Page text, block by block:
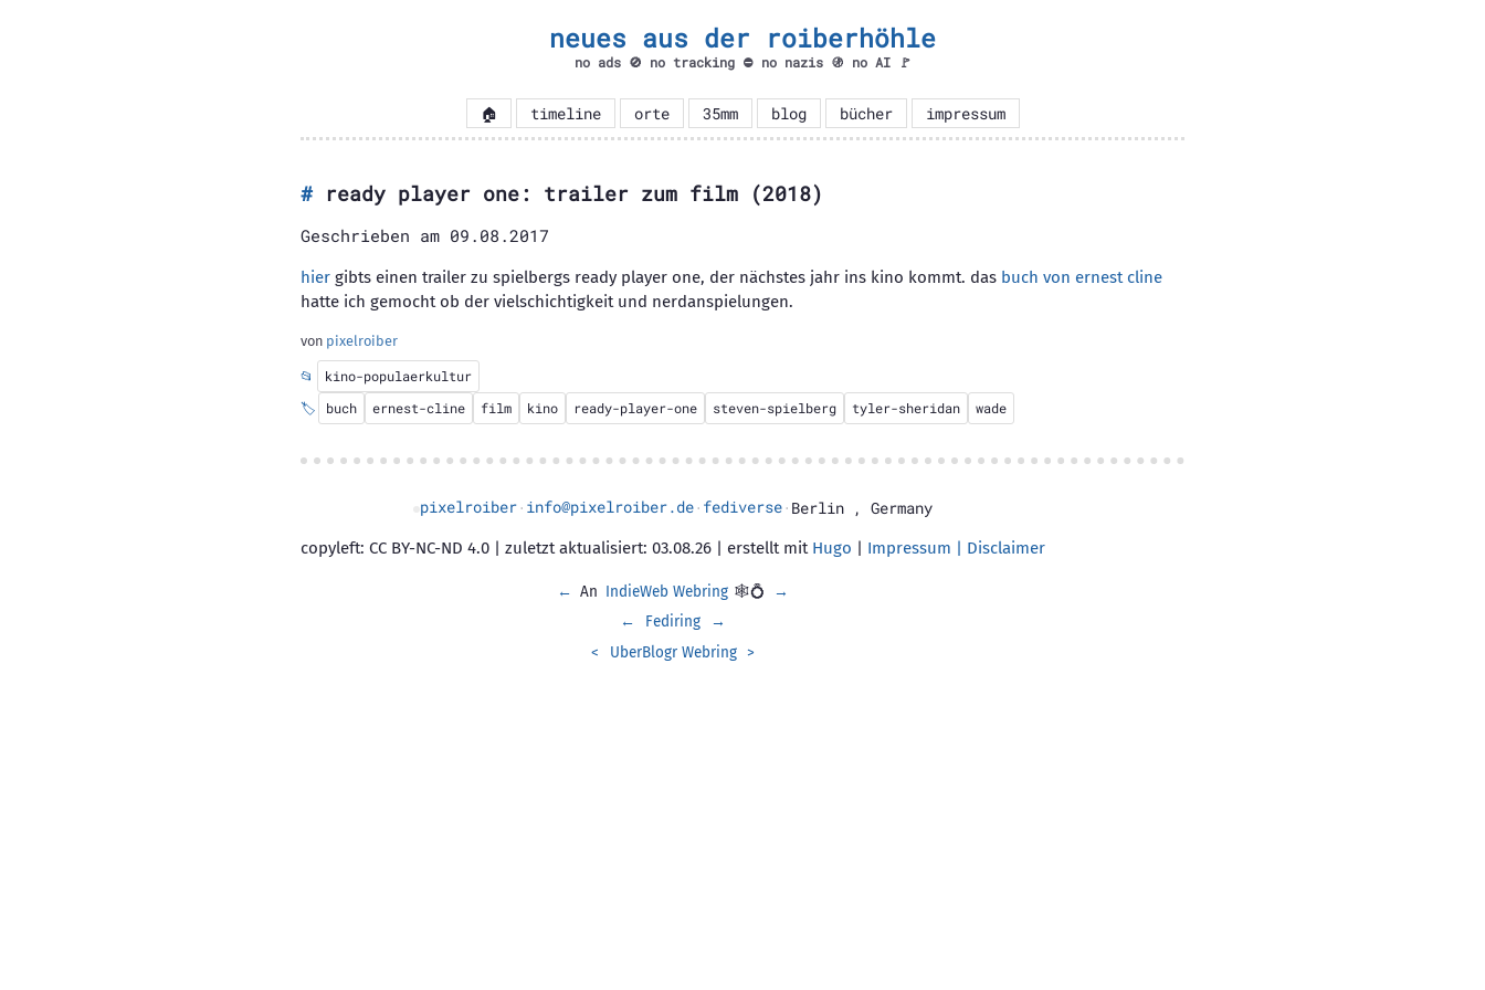
neues aus der roiberhöhle
no ads 🚫 no tracking ⛔ no nazis 🚯 no AI 🚩
🏠 timeline orte 35mm blog bücher impressum
ready player one: trailer zum film (2018)
Geschrieben am 09.08.2017
hier gibts einen trailer zu spielbergs ready player one, der nächstes jahr ins kino kommt. das buch von ernest cline
hatte ich gemocht ob der vielschichtigkeit und nerdanspielungen.
von pixelroiber
📂
kino-populaerkultur
🏷️
buch ernest-cline film kino ready-player-one steven-spielberg tyler-sheridan wade
pixelroiber· info@pixelroiber.de· fediverse· Berlin , Germany
copyleft: CC BY-NC-ND 4.0 | zuletzt aktualisiert: 03.08.26 | erstellt mit Hugo | Impressum | Disclaimer
← An IndieWeb Webring 🕸💍
→
←
Fediring
→
<
UberBlogr Webring >